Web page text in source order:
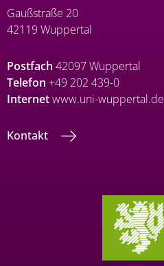
Gaußstraße 20
42119 Wuppertal
Postfach 42097 Wuppertal
Telefon +49 202 439-0
Internetwww.uni-wuppertal.de
Kontakt